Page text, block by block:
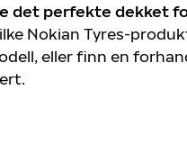
det perfekte dekket
Nokian Tyres-
eller finn en